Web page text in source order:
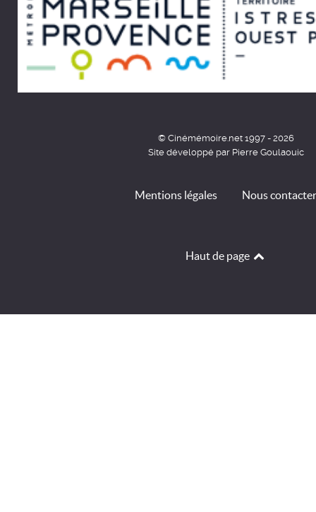
© Cinémémoire.net 1997 - 2026
Site développé par Pierre Goulaouic
Mentions légales Nous contacter
Haut de page